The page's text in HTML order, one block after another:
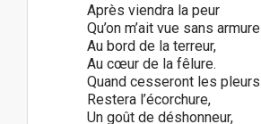
Après viendra la peur
Qu’on m’ait vue sans armure
Au bord de la terreur,
Au cœur de la fêlure.
Quand cesseront les pleurs
Restera l’écorchure,
Un goût de déshonneur,